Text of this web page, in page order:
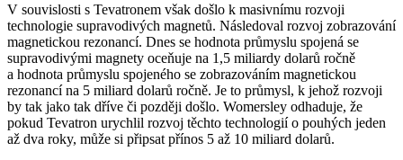
V souvislosti s Tevatronem však došlo k masivnímu rozvoji
technologie supravodivých magnetů. Následoval rozvoj zobrazování
magnetickou rezonancí. Dnes se hodnota průmyslu spojená se
supravodivými magnety oceňuje na 1,5 miliardy dolarů ročně
a hodnota průmyslu spojeného se zobrazováním magnetickou
rezonancí na 5 miliard dolarů ročně. Je to průmysl, k jehož rozvoji
by tak jako tak dříve či později došlo. Womersley odhaduje, že
pokud Tevatron urychlil rozvoj těchto technologií o pouhých jeden
až dva roky, může si připsat přínos 5 až 10 miliard dolarů.